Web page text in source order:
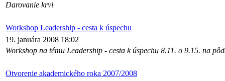
Darovanie krvi
Workshop Leadership - cesta k úspechu
19. januára 2008 18:02
Workshop na tému Leadership - cesta k úspechu 8.11. o 9.15. na
Otvorenie akademického roka 2007/2008